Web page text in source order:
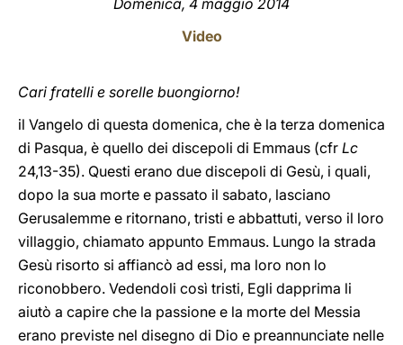
Domenica, 4 maggio 2014
Video
Cari fratelli e sorelle buongiorno!
il Vangelo di questa domenica, che è la terza domenica
di Pasqua, è quello dei discepoli di Emmaus (cfr Lc
24,13-35). Questi erano due discepoli di Gesù, i quali,
dopo la sua morte e passato il sabato, lasciano
Gerusalemme e ritornano, tristi e abbattuti, verso il loro
villaggio, chiamato appunto Emmaus. Lungo la strada
Gesù risorto si affiancò ad essi, ma loro non lo
riconobbero. Vedendoli così tristi, Egli dapprima li
aiutò a capire che la passione e la morte del Messia
erano previste nel disegno di Dio e preannunciate nelle